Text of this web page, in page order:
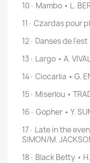
10· Mambo • L.
11· Czardas pour
12· Danses de
13· Largo • A.
14· Ciocarlia • G.
15· Miserlou •
16· Gopher • Y.
17· Late in the
SIMON/M.
18· Black Betty •